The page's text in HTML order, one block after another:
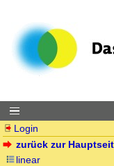
Login
zurück zur
linear